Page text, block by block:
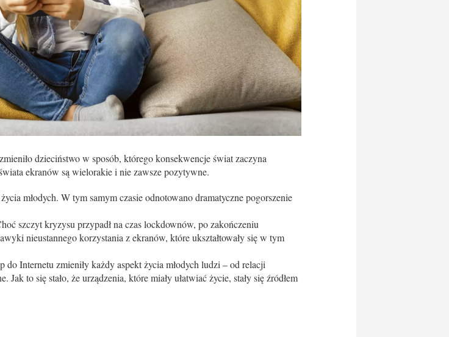
dzieciństwo w sposób, którego konsekwencje świat zaczyna
ekranów są wielorakie i nie zawsze pozytywne.
młodych. W tym samym czasie odnotowano dramatyczne pogorszenie
szczyt kryzysu przypadł na czas lockdownów, po zakończeniu
nieustannego korzystania z ekranów, które ukształtowały się w tym
do Internetu zmieniły każdy aspekt życia młodych ludzi – od relacji
to się stało, że urządzenia, które miały ułatwiać życie, stały się źródłem